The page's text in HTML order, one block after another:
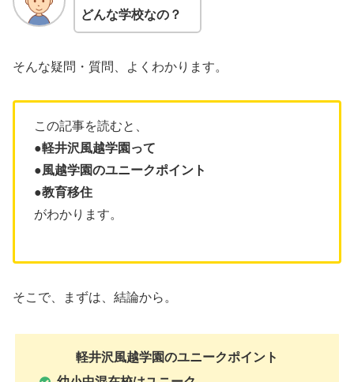
どんな学校なの？
そんな疑問・質問、よくわかります。
この記事を読むと、
●軽井沢風越学園って
●風越学園のユニークポイント
●教育移住
がわかります。
そこで、まずは、結論から。
軽井沢風越学園のユニークポイント